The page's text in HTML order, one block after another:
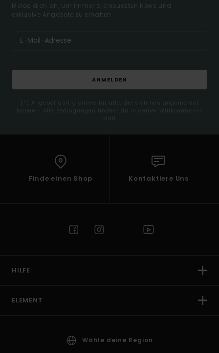
Melde dich an, um immer die neuesten News und
exklusive Angebote zu erhalten.
ANMELDEN
(*) Angebot gültig online für alle, die sich neu angemeldet
haben - Alle Bedingungen findest du in deiner Willkommens-
Mail
Finde einen Shop Kontaktiere Uns
HILFE
ELEMENT
Wähle deine Region